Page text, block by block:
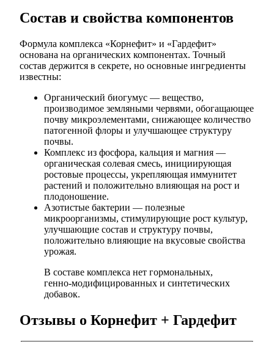
Состав и свойства компонентов
Формула комплекса «Корнефит» и «Гардефит»
основана на органических компонентах. Точный
состав держится в секрете, но основные ингредиенты
известны:
Органический биогумус — вещество,
производимое земляными червями, обогащающее
почву микроэлементами, снижающее количество
патогенной флоры и улучшающее структуру
почвы.
Комплекс из фосфора, кальция и магния —
органическая солевая смесь, инициирующая
ростовые процессы, укрепляющая иммунитет
растений и положительно влияющая на рост и
плодоношение.
Азотистые бактерии — полезные
микроорганизмы, стимулирующие рост культур,
улучшающие состав и структуру почвы,
положительно влияющие на вкусовые свойства
урожая.
В составе комплекса нет гормональных,
генно-модифицированных и синтетических
добавок.
Отзывы о Корнефит + Гардефит